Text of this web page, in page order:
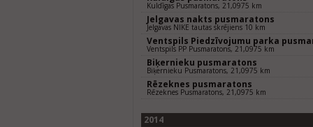
Kuldīgas Pusmaratons, 21,0975 km
Jelgavas nakts pusmaratons
Jelgavas NIKE tautas skrējiens 10 km
Ventspils Piedzīvojumu parka
Ventspils PP Pusmaratons, 21,0975 km
Biķernieku pusmaratons
Biķernieku Pusmaratons, 21,0975 km
Rēzeknes pusmaratons
Rēzeknes Pusmaratons, 21,0975 km
2014